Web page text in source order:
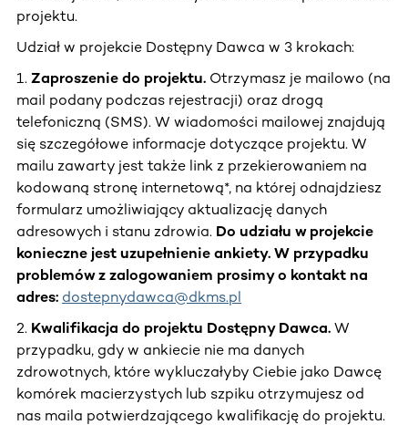
projektu.
Udział w projekcie Dostępny Dawca w 3 krokach:
1. Zaproszenie do projektu. Otrzymasz je mailowo (na
mail podany podczas rejestracji) oraz drogą
telefoniczną (SMS). W wiadomości mailowej znajdują
się szczegółowe informacje dotyczące projektu. W
mailu zawarty jest także link z przekierowaniem na
kodowaną stronę internetową*, na której odnajdziesz
formularz umożliwiający aktualizację danych
adresowych i stanu zdrowia. Do udziału w projekcie
konieczne jest uzupełnienie ankiety. W przypadku
problemów z zalogowaniem prosimy o kontakt na
adres: dostepnydawca@dkms.pl
2. Kwalifikacja do projektu Dostępny Dawca. W
przypadku, gdy w ankiecie nie ma danych
zdrowotnych, które wykluczałyby Ciebie jako Dawcę
komórek macierzystych lub szpiku otrzymujesz od
nas maila potwierdzającego kwalifikację do projektu.